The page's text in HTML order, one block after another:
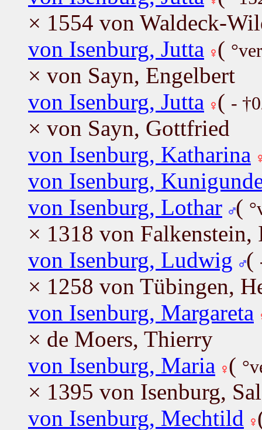
× 1554 von Waldeck-
von Isenburg, Jutta (
× von Sayn, Engelbert
von Isenburg, Jutta ( -
× von Sayn, Gottfried
von Isenburg, Katharina
von Isenburg,
von Isenburg, Lothar (
× 1318 von Falkenstein,
von Isenburg, Ludwig
(
× 1258 von Tübingen,
von Isenburg, Margareta
× de Moers, Thierry
von Isenburg, Maria (
× 1395 von Isenburg,
von Isenburg, Mechtild